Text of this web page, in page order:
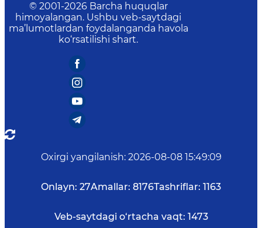
© 2001-2026 Barcha huquqlar
himoyalangan. Ushbu veb-saytdagi
ma’lumotlardan foydalanganda havola
ko‘rsatilishi shart.
Oxirgi yangilanish: 2026-08-08 15:49:09
Onlayn: 27Amallar: 8176Tashriflar: 1163
Veb-saytdagi o‘rtacha vaqt: 1473